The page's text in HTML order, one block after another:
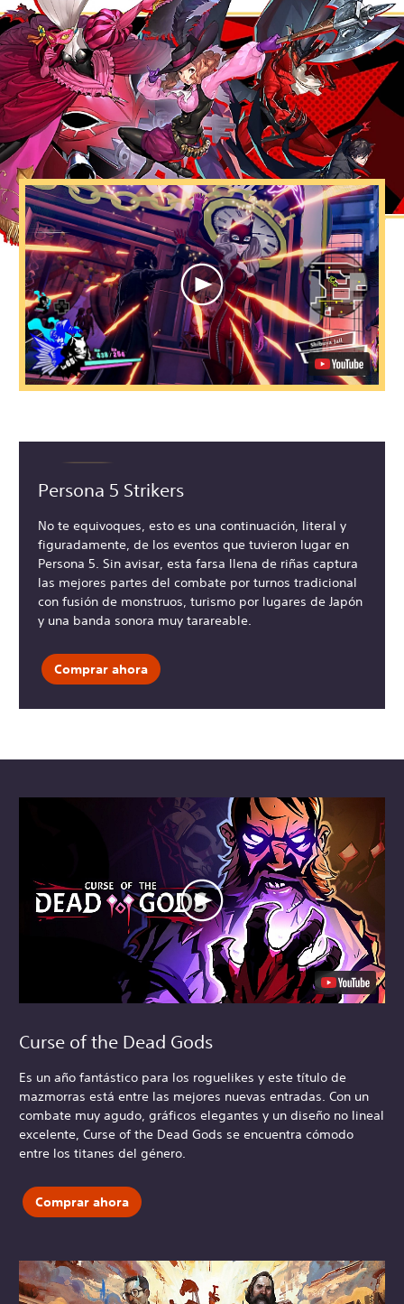
Persona 5 Strikers
No te equivoques, esto es una continuación, literal y
figuradamente, de los eventos que tuvieron lugar en
Persona 5. Sin avisar, esta farsa llena de riñas captura
las mejores partes del combate por turnos tradicional
con fusión de monstruos, turismo por lugares de Japón
y una banda sonora muy tarareable.
Comprar ahora
Curse of the Dead Gods
Es un año fantástico para los roguelikes y este título de
mazmorras está entre las mejores nuevas entradas. Con un
combate muy agudo, gráficos elegantes y un diseño no lineal
excelente, Curse of the Dead Gods se encuentra cómodo
entre los titanes del género.
Comprar ahora